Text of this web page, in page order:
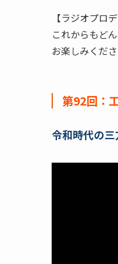
【ラジオプロ
これからもど
お楽しみくださ
第92回：
令和時代の